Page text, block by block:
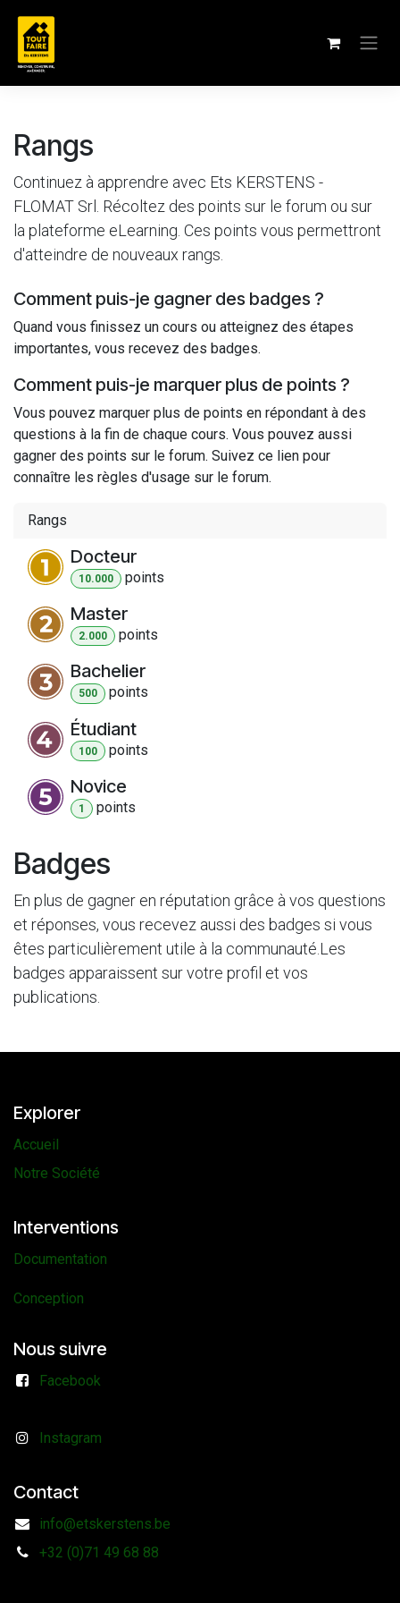
Rangs
Continuez à apprendre avec Ets KERSTENS -
FLOMAT Srl. Récoltez des points sur le forum ou sur
la plateforme eLearning. Ces points vous permettront
d'atteindre de nouveaux rangs.
Comment puis-je gagner des badges ?
Quand vous finissez un cours ou atteignez des étapes
importantes, vous recevez des badges.
Comment puis-je marquer plus de points ?
Vous pouvez marquer plus de points en répondant à des
questions à la fin de chaque cours. Vous pouvez aussi
gagner des points sur le forum. Suivez ce lien pour
connaître les règles d'usage sur le forum.
Rangs
Docteur
10.000 points
Master
2.000 points
Bachelier
500 points
Étudiant
100 points
Novice
1 points
Badges
En plus de gagner en réputation grâce à vos questions
et réponses, vous recevez aussi des badges si vous
êtes particulièrement utile à la communauté. Les
badges apparaissent sur votre profil et vos
publications.
Explorer
Accueil
Notre Société
Interventions
Documentation
Conception
Nous suivre
Facebook
Instagram
Contact
info@etskerstens.be
+32 (0)71 49 68 88